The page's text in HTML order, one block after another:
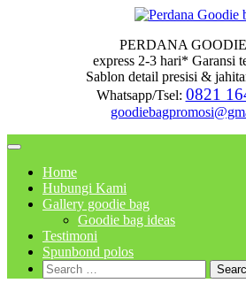
PERDANA
express 2-3 hari* Garansi
Sablon detail presisi &
Whatsapp/Tsel: 0821
Home
Hubungi Kami
Gallery goodie bag
Goodie bag ideas
Testimoni
Spunbond polos
Search
for: